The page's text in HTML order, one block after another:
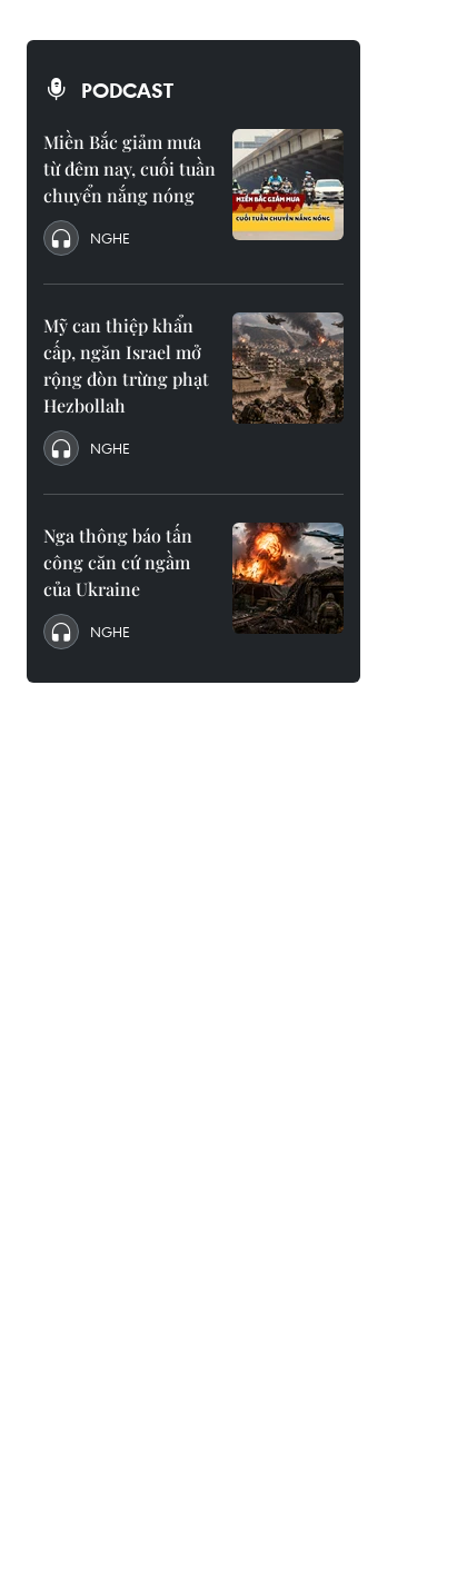
PODCAST
Miền Bắc giảm mưa
từ đêm nay, cuối tuần
chuyển nắng nóng
NGHE
Mỹ can thiệp khẩn
cấp, ngăn Israel mở
rộng đòn trừng phạt
Hezbollah
NGHE
Nga thông báo tấn
công căn cứ ngầm
của Ukraine
NGHE